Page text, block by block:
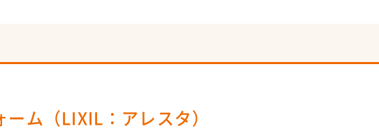
ム（LIXIL：アレスタ）